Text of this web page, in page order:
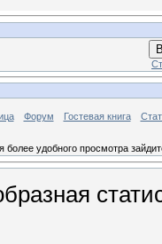
Форум Гостевая книга
более удобного просмотра